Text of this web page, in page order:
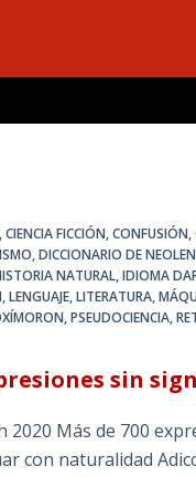
,CIENCIA FICCIÓN,CONFUSIÓN,
,DICCIONARIO DE
NATURAL,IDIOMA
,LENGUAJE,LITERATURA,
,PSEUDOCIENCIA,
sin
Más de 700
con naturalidad